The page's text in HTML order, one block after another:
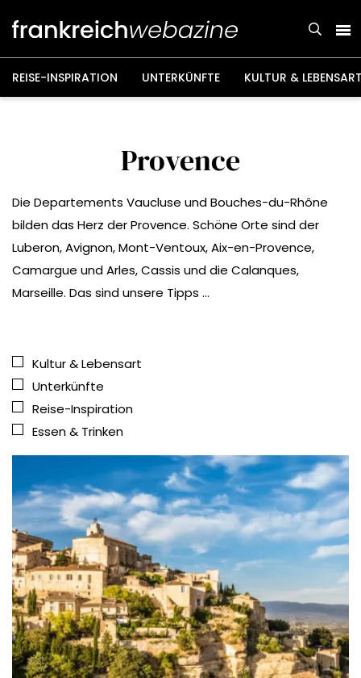
Inhalt
REISE-INSPIRATION UNTERKÜNFTE KULTUR &
Provence
Die Departements Vaucluse und Bouches-du-Rhône
bilden das Herz der Provence. Schöne Orte sind der
Luberon, Avignon, Mont-Ventoux, Aix-en-Provence,
Camargue und Arles, Cassis und die Calanques,
Marseille. Das sind unsere Tipps …
Kultur & Lebensart
Unterkünfte
Reise-Inspiration
Essen & Trinken